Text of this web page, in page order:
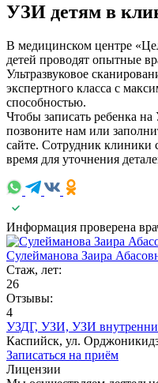
УЗИ детям в
В медицинском центре
детей проводят опытные
Ультразвуковое
экспертного класса с
способностью.
Чтобы записать ребенка
позвоните нам или
сайте. Сотрудник клиники
время для уточнения
Информация проверена
Сулейманова Заира
Стаж, лет:
26
Отзывы:
4
УЗДГ, УЗИ, УЗИ
Каспийск, ул.
Записаться на приём
Лицензии